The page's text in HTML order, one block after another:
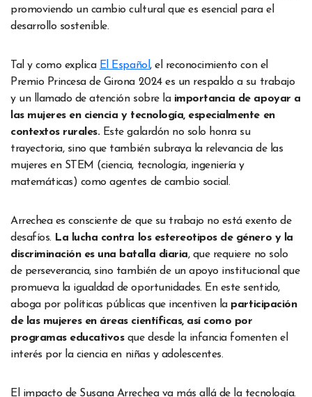
promoviendo un cambio cultural que es esencial para el
desarrollo sostenible.
Tal y como explica El Español , el reconocimiento con el
Premio Princesa de Girona 2024 es un respaldo a su trabajo
y un llamado de atención sobre laimportancia de apoyar a
las mujeres en ciencia y tecnología, especialmente en
contextos rurales. Este galardón no solo honra su
trayectoria, sino que también subraya la relevancia de las
mujeres en STEM (ciencia, tecnología, ingeniería y
matemáticas) como agentes de cambio social.
Arrechea es consciente de que su trabajo no está exento de
desafíos. La lucha contra los estereotipos de género y la
discriminación es una batalla diaria, que requiere no solo
de perseverancia, sino también de un apoyo institucional que
promueva la igualdad de oportunidades. En este sentido,
aboga por políticas públicas que incentiven laparticipación
de las mujeres en áreas científicas, así como por
programas educativosque desde la infancia fomenten el
interés por la ciencia en niñas y adolescentes.
El impacto de Susana Arrechea va más allá de la tecnología.